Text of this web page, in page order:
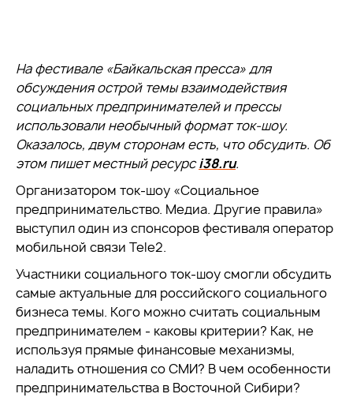
На фестивале «Байкальская пресса» для
обсуждения острой темы взаимодействия
социальных предпринимателей и прессы
использовали необычный формат ток-шоу.
Оказалось, двум сторонам есть, что обсудить. Об
этом пишет местный ресурсi38.ru.
Организатором ток-шоу «Социальное
предпринимательство. Медиа. Другие правила»
выступил один из спонсоров фестиваля оператор
мобильной связи Tele2.
Участники социального ток-шоу смогли обсудить
самые актуальные для российского социального
бизнеса темы. Кого можно считать социальным
предпринимателем - каковы критерии? Как, не
используя прямые финансовые механизмы,
наладить отношения со СМИ? В чем особенности
предпринимательства в Восточной Сибири?